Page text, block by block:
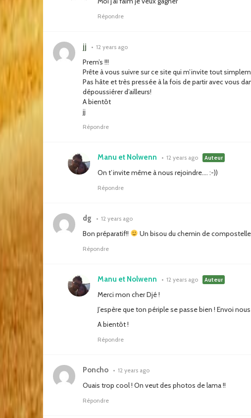
Répondre
jj • 12 years ago
Prem’s !!!
Prête à vous suivre sur ce site qui m’invite tout
Pas hâte et très pressée à la fois de partir avec vous
dépoussiérer d’ailleurs!
A bientôt
jj
Répondre
Manu et Nolwenn • 12 years ago Auteur
On t’invite même à nous rejoindre…. :-))
Répondre
dg • 12 years ago
Bon préparatif!! Un bisou du chemin de
Répondre
Manu et Nolwenn • 12 years ago Auteur
Merci mon cher Djé !
J’espère que ton périple se passe bien ! Envoi
A bientôt !
Répondre
Poncho • 12 years ago
Ouais trop cool ! On veut des photos de lama !!
Répondre